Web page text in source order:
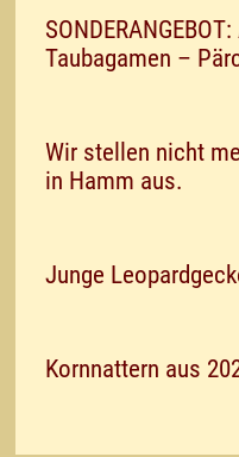
Taubagamen –
Wir stellen nicht
in Hamm aus.
Junge
Kornnattern aus